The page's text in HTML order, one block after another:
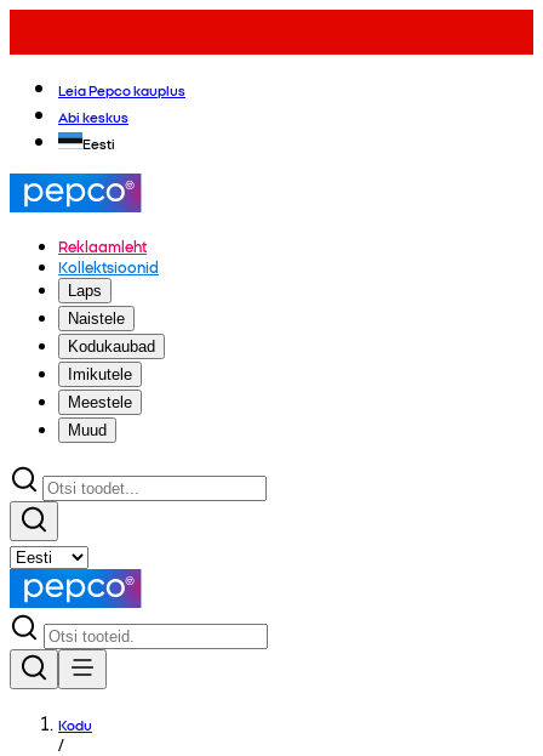
Leia Pepco kauplus
Abi keskus
Eesti
Reklaamleht
Kollektsioonid
Laps
Naistele
Kodukaubad
Imikutele
Meestele
Muud
Kodu
/